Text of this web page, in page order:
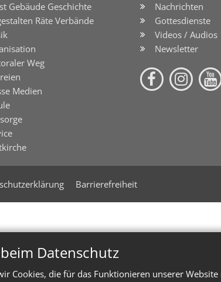
Datenschutz
Cookies, die für das Funktionieren unserer
Gebäude Geschichte
Räte Verbände
Weg
Medien
Nachrichten
Gottesdienste
Videos / Audios
Newsletter
Barrierefreiheit